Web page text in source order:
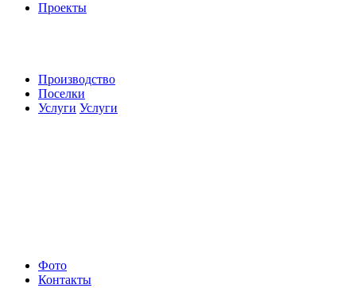
Проекты
Производство
Поселки
Услуги Услуги
Фото
Контакты